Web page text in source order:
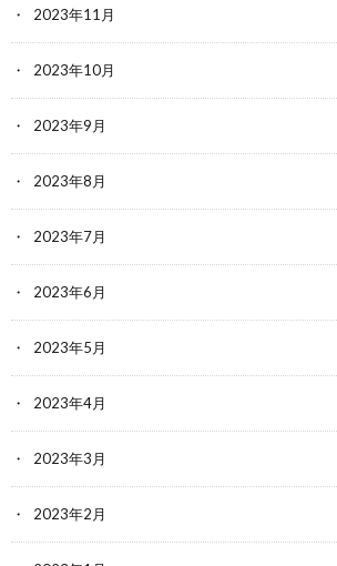
2023年11月
2023年10月
2023年9月
2023年8月
2023年7月
2023年6月
2023年5月
2023年4月
2023年3月
2023年2月